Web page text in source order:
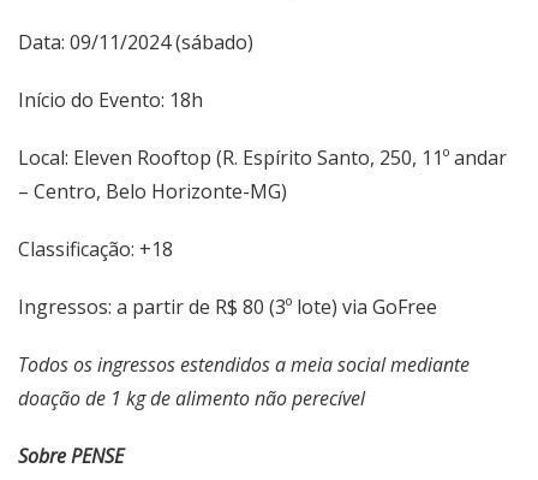
Data: 09/11/2024 (sábado)
Início do Evento: 18h
Local: Eleven Rooftop (R. Espírito Santo, 250, 11º andar
– Centro, Belo Horizonte-MG)
Classificação: +18
Ingressos: a partir de R$ 80 (3º lote) via GoFree
Todos os ingressos estendidos a meia social mediante
doação de 1 kg de alimento não perecível
Sobre PENSE